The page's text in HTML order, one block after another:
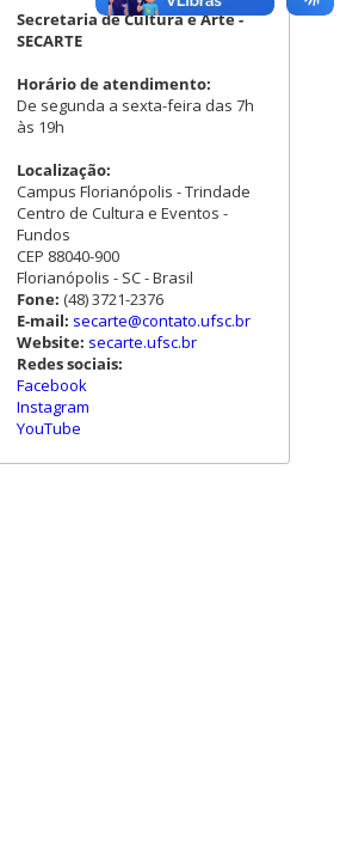
Secretaria de Cultura e Arte -
SECARTE
Horário de atendimento:
De segunda a sexta-feira das 7h
às 19h
Localização:
Campus Florianópolis - Trindade
Centro de Cultura e Eventos -
Fundos
CEP 88040-900
Florianópolis - SC - Brasil
Fone: (48) 3721-2376
E-mail: secarte@contato.ufsc.br
Website: secarte.ufsc.br
Redes sociais:
Facebook
Instagram
YouTube